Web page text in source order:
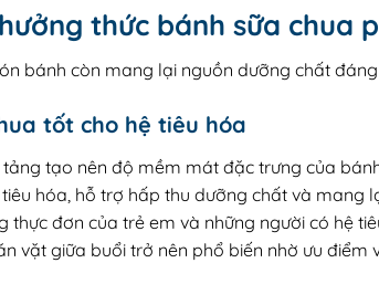
thức bánh sữa chua
bánh còn mang lại nguồn dưỡng chất
tốt cho hệ tiêu hóa
tạo nên độ mềm mát đặc trưng của
tiêu hóa, hỗ trợ hấp thu dưỡng chất và
thực đơn của trẻ em và những người có hệ
vặt giữa buổi trở nên phổ biến nhờ ưu điểm